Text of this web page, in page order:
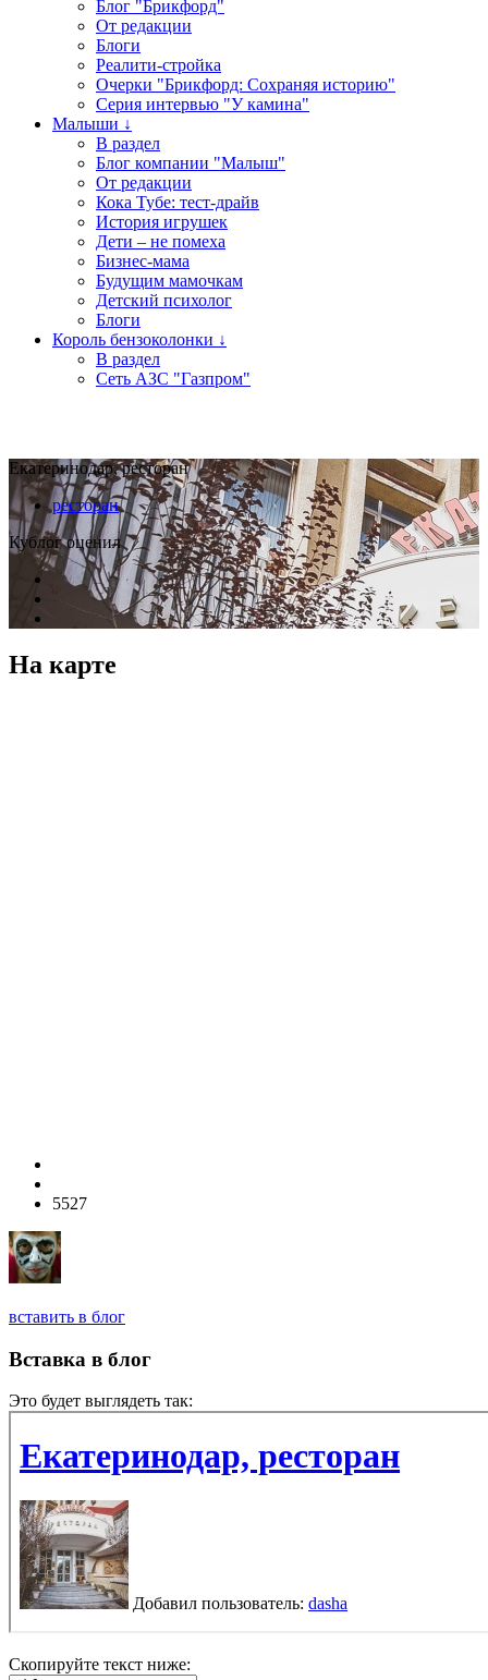
Блог "Брикфорд"
От редакции
Блоги
Реалити-стройка
Очерки "Брикфорд: Сохраняя историю"
Серия интервью "У камина"
Малыши ↓
В раздел
Блог компании "Малыш"
От редакции
Кока Тубе: тест-драйв
История игрушек
Дети – не помеха
Бизнес-мама
Будущим мамочкам
Детский психолог
Блоги
Король бензоколонки ↓
В раздел
Сеть АЗС "Газпром"
Екатеринодар, ресторан
ресторан
Кублог оценил
На карте
5527
вставить в блог
Вставка в блог
Это будет выглядеть так:
Скопируйте текст ниже: